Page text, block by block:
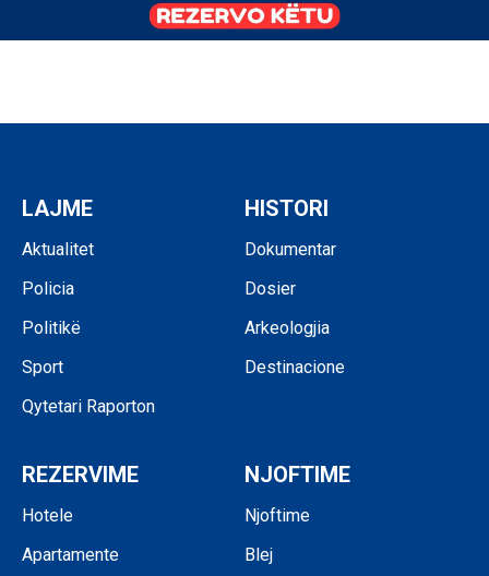
LAJME
Aktualitet
Policia
Politikë
Sport
Qytetari Raporton
HISTORI
Dokumentar
Dosier
Arkeologjia
Destinacione
REZERVIME
Hotele
Apartamente
NJOFTIME
Njoftime
Blej